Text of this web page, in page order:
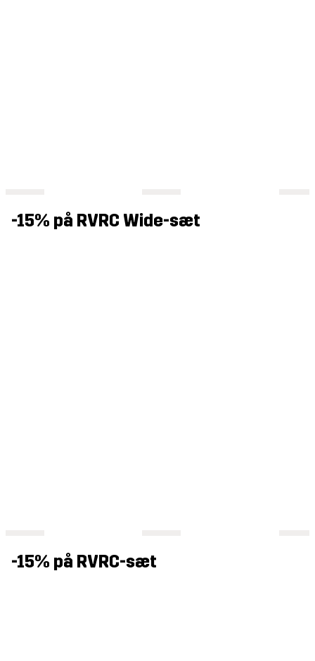
-15% på RVRC Wide-sæt
-15% på RVRC-sæt